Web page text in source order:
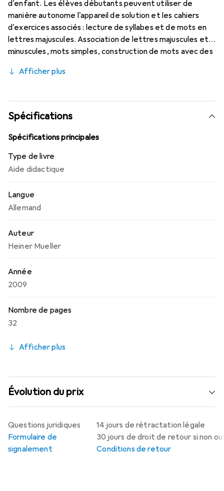
d'enfant. Les élèves débutants peuvent utiliser de
manière autonome l'appareil de solution et les cahiers
d'exercices associés : lecture de syllabes et de mots en
lettres majuscules. Association de lettres majuscules et
minuscules, mots simples, construction de mots avec des
lecture. Quantités, chiffres, problèmes de calcul simples,
avec des cubes à empiler, des boîtes à secouer et des
maisons de construction.
Afficher plus
Spécifications
Spécifications principales
Type de livre
Aide didactique
Langue
Allemand
Auteur
Heiner Mueller
Année
2009
Nombre de pages
32
Afficher plus
Évolution du prix
14 jours de rétractation légale
30 jours de droit de retour si non
Conditions de retour
Questions juridiques
Formulaire de
signalement